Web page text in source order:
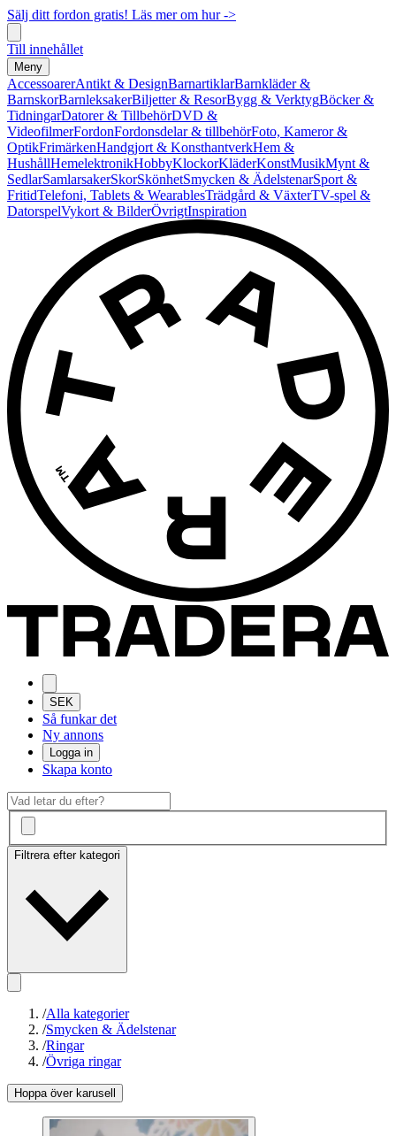
Sälj ditt fordon gratis! Läs mer om hur ->
Till innehållet
Meny
AccessoarerAntikt & DesignBarnartiklarBarnkläder &
BarnskorBarnleksakerBiljetter & ResorBygg & VerktygBöcker &
TidningarDatorer & TillbehörDVD &
VideofilmerFordonFordonsdelar & tillbehörFoto, Kameror &
OptikFrimärkenHandgjort & KonsthantverkHem &
HushållHemelektronikHobbyKlockorKläderKonstMusikMynt &
SedlarSamlarsakerSkorSkönhetSmycken & ÄdelstenarSport &
FritidTelefoni, Tablets & WearablesTrädgård & VäxterTV-spel &
DatorspelVykort & BilderÖvrigtInspiration
SEK
Så funkar det
Ny annons
Logga in
Skapa konto
Filtrera efter kategori
/Alla kategorier
/Smycken & Ädelstenar
/Ringar
/Övriga ringar
Hoppa över karusell